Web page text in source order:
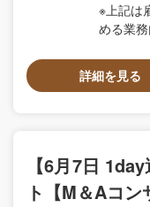
※上記は
める業
詳細を見る
【6月7日
ト【M＆Aコン